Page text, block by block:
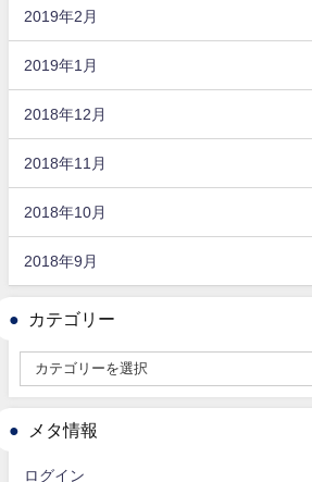
2019年2月
2019年1月
2018年12月
2018年11月
2018年10月
2018年9月
カテゴリー
メタ情報
ログイン